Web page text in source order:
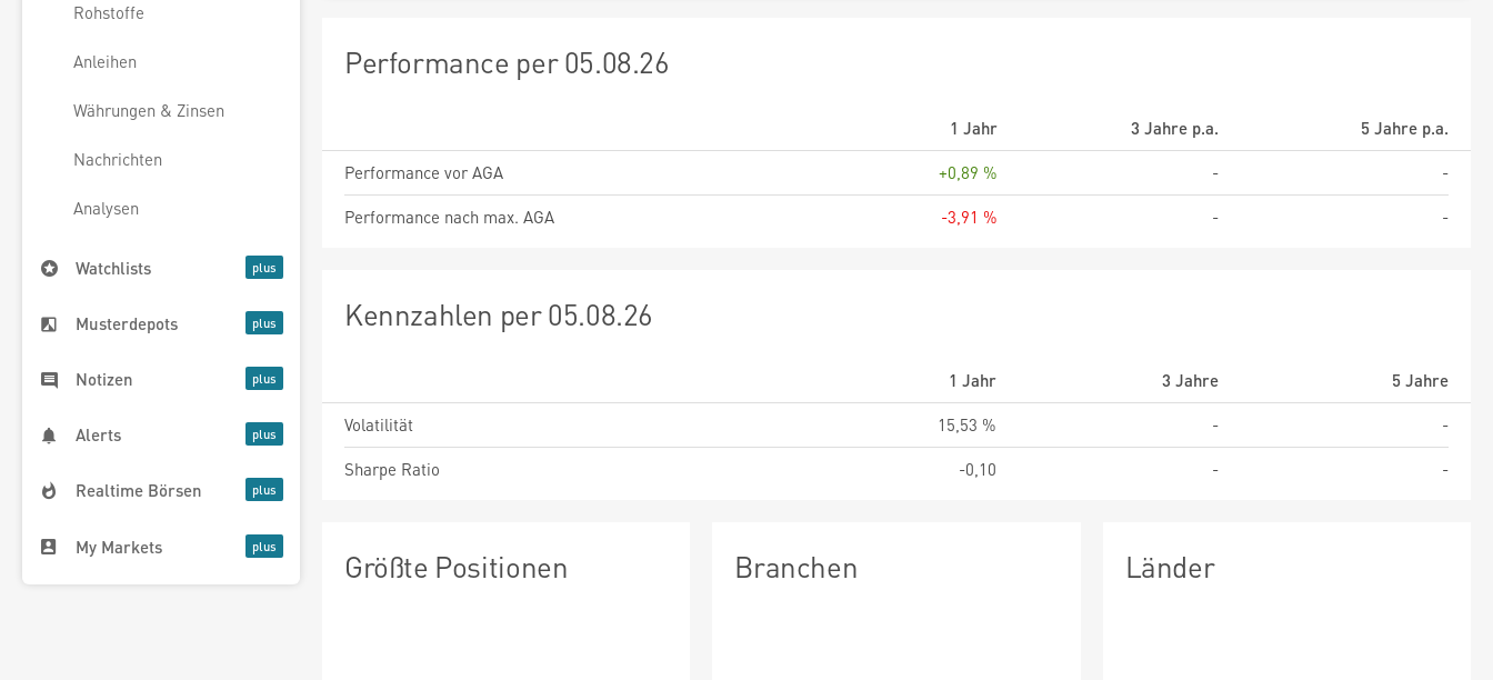
Rohstoffe
Anleihen
Währungen & Zinsen
Nachrichten
Analysen
Watchlists
Musterdepots
Notizen
Alerts
Realtime Börsen
My Markets
Performance per 05.08.26
1 Jahr 3 Jahre p.a.
5 Jahre p.a.
Performance vor AGA
+0,89 % -
-
Performance nach max. AGA
-3,91 % - -
Kennzahlen per 05.08.26
1 Jahr 3 Jahre
5 Jahre
Volatilität
15,53 % -
-
Sharpe Ratio
-0,10 - -
Größte Positionen Branchen Länder